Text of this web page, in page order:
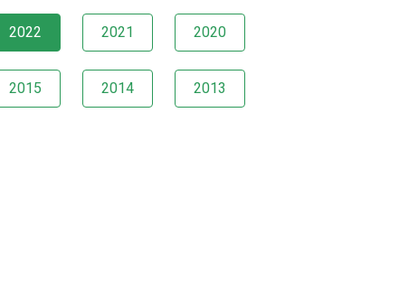
2022 2021 2020
2015 2014 2013